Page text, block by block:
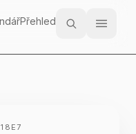
Přehled